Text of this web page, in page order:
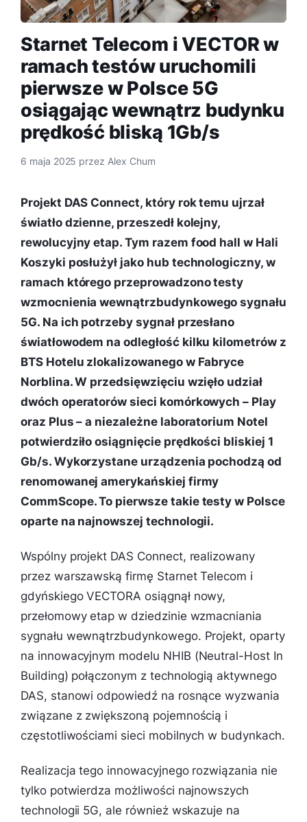
Starnet Telecom i VECTOR w
ramach testów uruchomili
pierwsze w Polsce 5G
osiągając wewnątrz budynku
prędkość bliską 1Gb/s
6 maja 2025 przez Alex Chum
Projekt DAS Connect, który rok temu ujrzał
światło dzienne, przeszedł kolejny,
rewolucyjny etap. Tym razem food hall w Hali
Koszyki posłużył jako hub technologiczny, w
ramach którego przeprowadzono testy
wzmocnienia wewnątrzbudynkowego sygnału
5G. Na ich potrzeby sygnał przesłano
światłowodem na odległość kilku kilometrów z
BTS Hotelu zlokalizowanego w Fabryce
Norblina. W przedsięwzięciu wzięło udział
dwóch operatorów sieci komórkowych – Play
oraz Plus – a niezależne laboratorium Notel
potwierdziło osiągnięcie prędkości bliskiej 1
Gb/s. Wykorzystane urządzenia pochodzą od
renomowanej amerykańskiej firmy
CommScope. To pierwsze takie testy w Polsce
oparte na najnowszej technologii.
Wspólny projekt DAS Connect, realizowany
przez warszawską firmę Starnet Telecom i
gdyńskiego VECTORA osiągnął nowy,
przełomowy etap w dziedzinie wzmacniania
sygnału wewnątrzbudynkowego. Projekt, oparty
na innowacyjnym modelu NHIB (Neutral-Host In
Building) połączonym z technologią aktywnego
DAS, stanowi odpowiedź na rosnące wyzwania
związane z zwiększoną pojemnością i
częstotliwościami sieci mobilnych w budynkach.
Realizacja tego innowacyjnego rozwiązania nie
tylko potwierdza możliwości najnowszych
technologii 5G, ale również wskazuje na